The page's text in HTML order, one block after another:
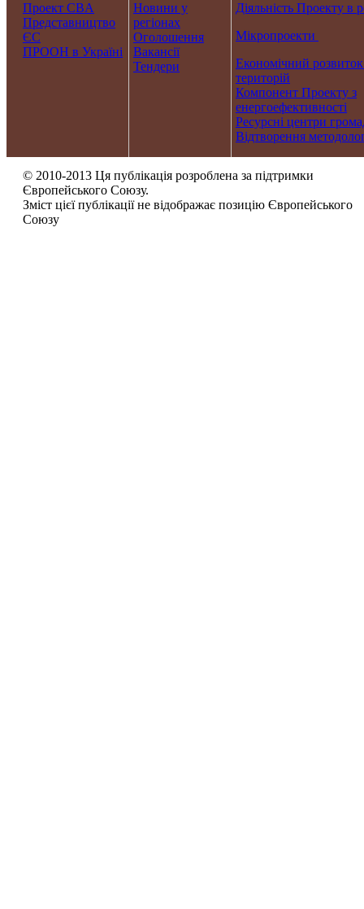
Проект CBA
Представництво
ЄС
ПРООН в Україні
Новини у
регіонах
Оголошення
Вакансії
Тендери
Діяльність Проекту в
Мікропроекти
Економічний розвиток
територій
Компонент Проекту з
енергоефективності
Ресурсні центри
Відтворення
© 2010-2013 Ця публікація розроблена за підтримки
Європейського Союзу.
Зміст цієї публікації не відображає позицію Європейського
Союзу